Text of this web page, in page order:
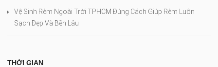
Vệ Sinh Rèm Ngoài Trời TPHCM Đúng Cách Giúp Rèm Luôn
Sạch Đẹp Và Bền Lâu
THỜI GIAN